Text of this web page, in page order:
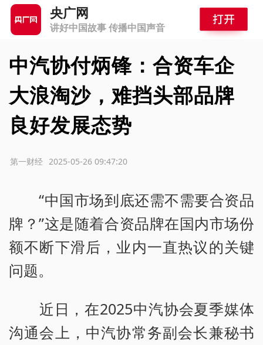
央广网
讲好中国故事 传播中国声音
中汽协付炳锋：合资车企
大浪淘沙，难挡头部品牌
良好发展态势
2025-05-26 09:47:20
第一财经
“中国市场到底还需不需要合资品
牌？”这是随着合资品牌在国内市场份
额不断下滑后，业内一直热议的关键
问题。
近日，在2025中汽协会夏季媒体
沟通会上，中汽协常务副会长兼秘书